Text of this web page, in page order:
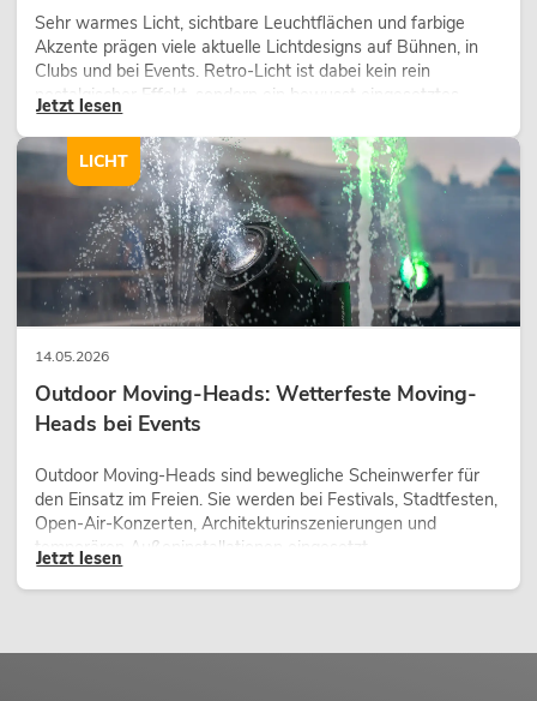
Sehr warmes Licht, sichtbare Leuchtflächen und farbige
Akzente prägen viele aktuelle Lichtdesigns auf Bühnen, in
Clubs und bei Events. Retro-Licht ist dabei kein rein
nostalgischer Effekt, sondern ein bewusst eingesetztes
Gestaltungsmittel: Es schafft Atmosphäre, gibt Szenen
Charakter und kann technische LED-Setups emotionaler
wirken lassen.
Jetzt lesen
14.05.2026
Outdoor Moving-Heads: Wetterfeste Moving-
Heads bei Events
Outdoor Moving-Heads sind bewegliche Scheinwerfer für
den Einsatz im Freien. Sie werden bei Festivals, Stadtfesten,
Open-Air-Konzerten, Architekturinszenierungen und
temporären Außeninstallationen eingesetzt.
Jetzt lesen
LICHT